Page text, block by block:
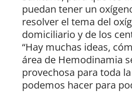
puedan tener un
resolver el tema del
domiciliario y de los
“Hay muchas ideas,
área de Hemodinamia
provechosa para toda
podemos hacer para